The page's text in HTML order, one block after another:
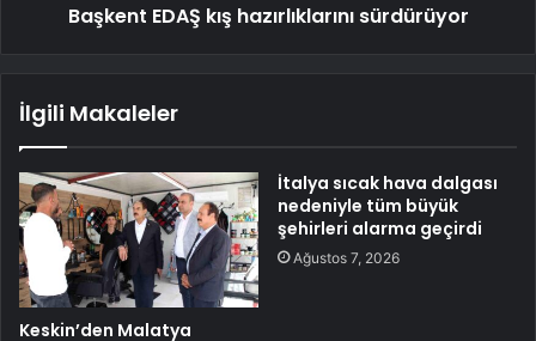
Başkent EDAŞ kış hazırlıklarını sürdürüyor
İlgili Makaleler
Keskin’den Malatya
İtalya sıcak hava dalgası
nedeniyle tüm büyük
şehirleri alarma geçirdi
Ağustos 7, 2026